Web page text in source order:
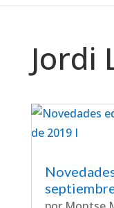
Jordi